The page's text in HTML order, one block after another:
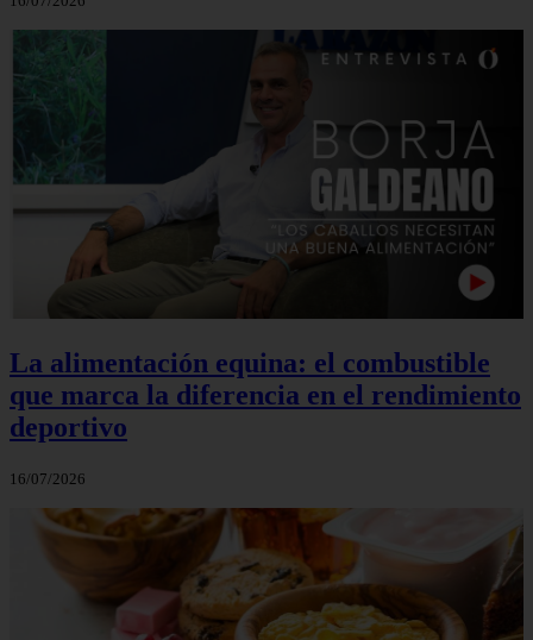
La alimentación equina: el combustible
que marca la diferencia en el rendimiento
deportivo
16/07/2026